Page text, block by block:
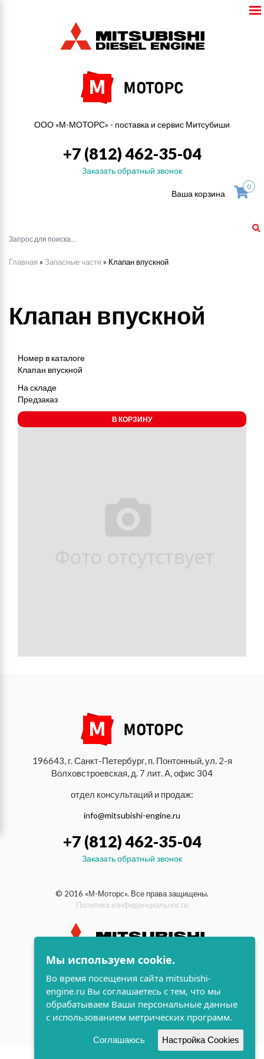
ООО «М-МОТОРС» - поставка и сервис Митсубиши
+7 (812) 462-35-04
Заказать обратный звонок
Ваша корзина
0
Главная » Запасные части » Клапан впускной
Клапан впускной
Номер в каталоге
Клапан впускной
На складе
Предзаказ
В КОРЗИНУ
196643, г. Санкт-Петербург, п. Понтонный, ул. 2-я
Волховстроевская, д. 7 лит. А, офис 304
отдел консультаций и продаж:
info@mitsubishi-engine.ru
+7 (812) 462-35-04
Заказать обратный звонок
© 2016 «М-Моторс». Все права защищены.
Политика конфиденциальности
индустриальные и морские
дизельные двигатели Mitsubishi
разработка сайта
Мы используем cookie.
Во время посещения сайта mitsubishi-
engine.ru Вы соглашаетесь с тем, что мы
обрабатываем Ваши персональные данные
с использованием метрических программ.
Соглашаюсь Настройка Cookies